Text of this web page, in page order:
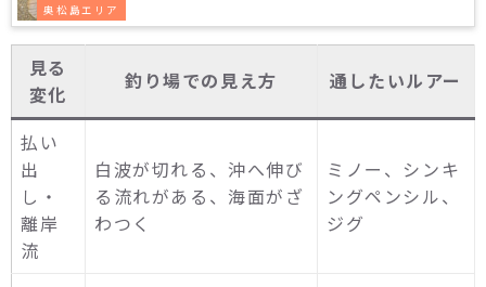
奥松島エリア
見る
変化
釣り場での見え方 通したいルアー
払い
出
し・
離岸
流
白波が切れる、沖へ伸び
る流れがある、海面がざ
わつく
ミノー、シンキ
ングペンシル、
ジグ